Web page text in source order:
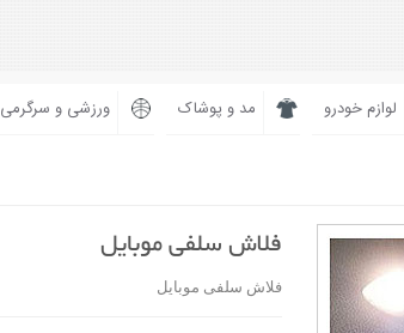
لوازم خودرو مد و پوشاک ورزشی و سرگرمی
فلاش سلفی موبایل
فلاش سلفی موبایل